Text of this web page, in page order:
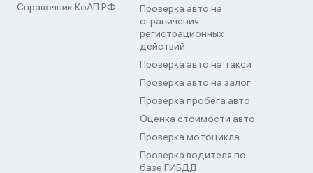
Справочник КоАП РФ
Проверка авто на
ограничения
регистрационных
действий
Проверка авто на такси
Проверка авто на залог
Проверка пробега авто
Оценка стоимости авто
Проверка мотоцикла
Проверка водителя по
базе ГИБДД